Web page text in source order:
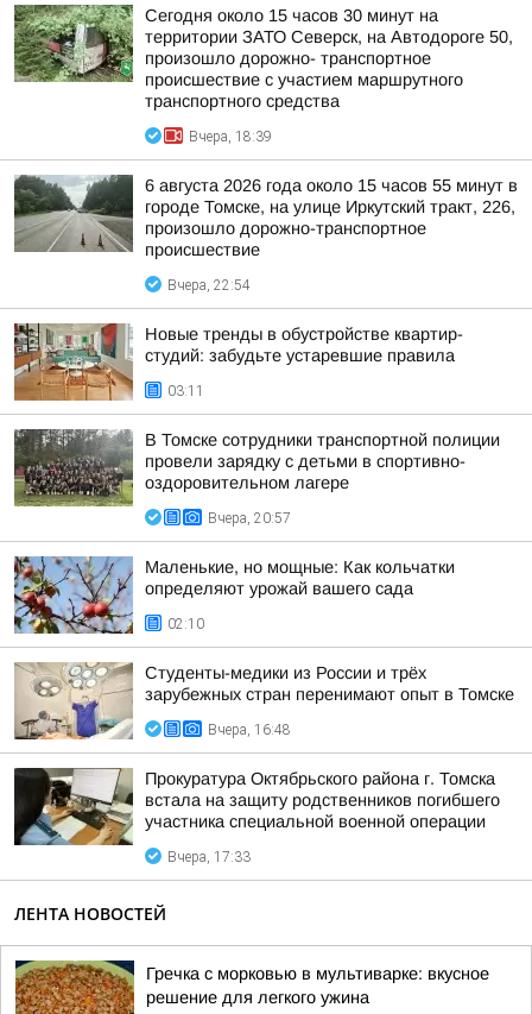
Сегодня около 15 часов 30 минут на
территории ЗАТО Северск, на Автодороге 50,
произошло дорожно- транспортное
происшествие с участием маршрутного
транспортного средства
Вчера, 18:39
6 августа 2026 года около 15 часов 55 минут в
городе Томске, на улице Иркутский тракт, 226,
произошло дорожно-транспортное
происшествие
Вчера, 22:54
Новые тренды в обустройстве квартир-
студий: забудьте устаревшие правила
03:11
В Томске сотрудники транспортной полиции
провели зарядку с детьми в спортивно-
оздоровительном лагере
Вчера, 20:57
Маленькие, но мощные: Как кольчатки
определяют урожай вашего сада
02:10
Студенты-медики из России и трёх
зарубежных стран перенимают опыт в Томске
Вчера, 16:48
Прокуратура Октябрьского района г. Томска
встала на защиту родственников погибшего
участника специальной военной операции
Вчера, 17:33
ЛЕНТА НОВОСТЕЙ
Гречка с морковью в мультиварке: вкусное
решение для легкого ужина